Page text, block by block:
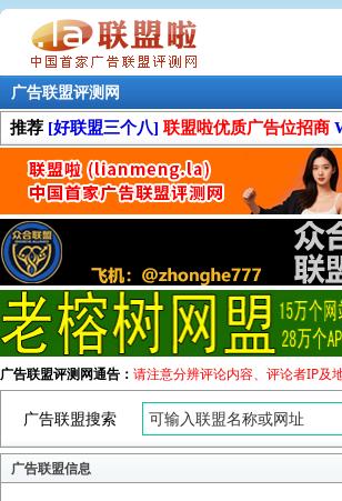
广告联盟评测网
推荐 [好联盟三个八] 联盟啦优质广告位招商
广告联盟评测网通告： 请注意分辨评论内容、评论者IP及
广告联盟搜索
广告联盟信息